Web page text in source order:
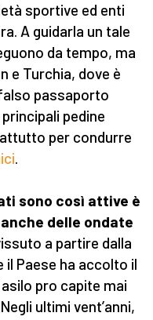
sportive ed enti
A guidarla un tale
da tempo, ma
e Turchia, dove è
passaporto
pedine
per condurre
.
sono così attive è
delle ondate
a partire dalla
il Paese ha accolto il
pro capite mai
ultimi vent’anni,